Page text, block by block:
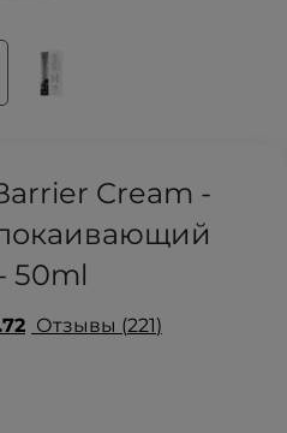
Cream -
50ml
Отзывы 221